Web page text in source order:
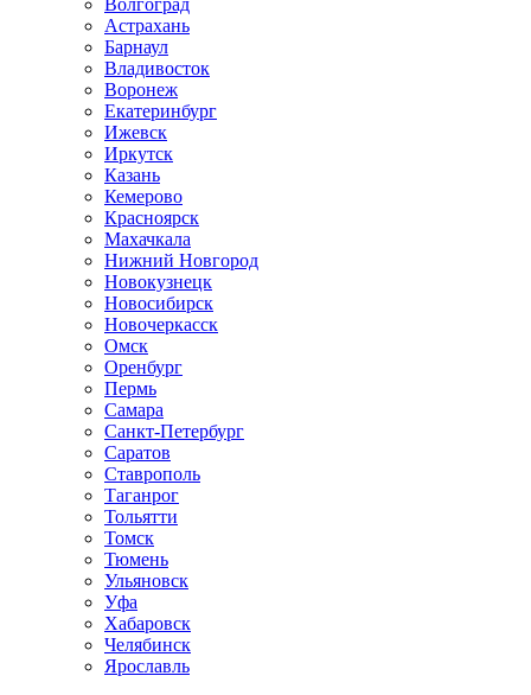
Волгоград
Астрахань
Барнаул
Владивосток
Воронеж
Екатеринбург
Ижевск
Иркутск
Казань
Кемерово
Красноярск
Махачкала
Нижний Новгород
Новокузнецк
Новосибирск
Новочеркаcск
Омск
Оренбург
Пермь
Самара
Санкт-Петербург
Саратов
Ставрополь
Таганрог
Тольятти
Томск
Тюмень
Ульяновск
Уфа
Хабаровск
Челябинск
Ярославль